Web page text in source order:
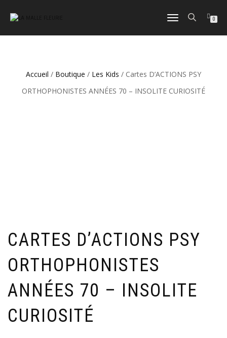
DÉPLIER
NAVIGATION
0
Accueil / Boutique / Les Kids / Cartes D’ACTIONS PSY
ORTHOPHONISTES ANNÉES 70 – INSOLITE CURIOSITÉ
CARTES D’ACTIONS PSY
ORTHOPHONISTES
ANNÉES 70 – INSOLITE
CURIOSITÉ